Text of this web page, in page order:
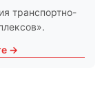
транспортно-
→